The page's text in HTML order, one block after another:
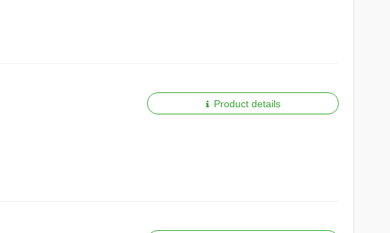
Product details